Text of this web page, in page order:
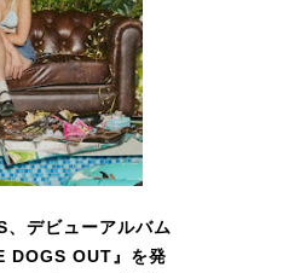
デビューアルバム
DOGS OUT』を発